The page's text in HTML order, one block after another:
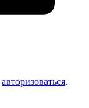
авторизоваться.